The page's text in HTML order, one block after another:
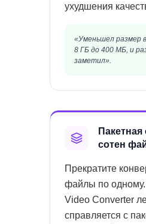
ухудшения
«Уменьшел размер
8 ГБ до 400 МБ, и
заметил».
Пакетная
сотен
Прекратите
файлы по
Video Converter
справляется с